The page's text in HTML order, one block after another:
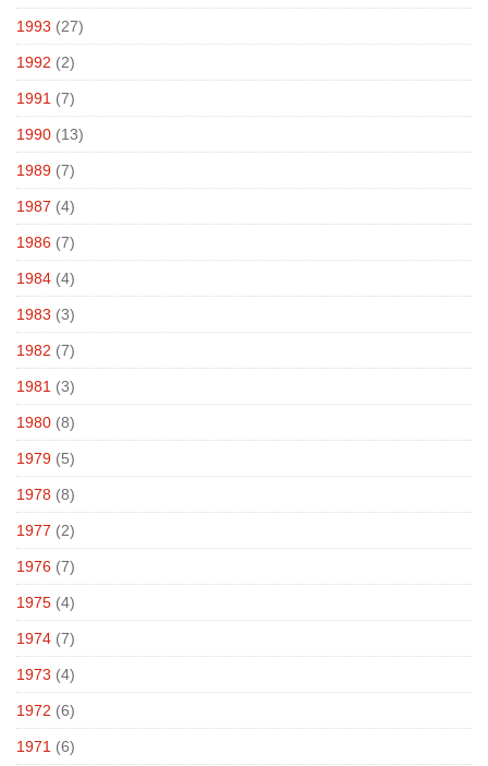
1993 (27)
1992 (2)
1991 (7)
1990 (13)
1989 (7)
1987 (4)
1986 (7)
1984 (4)
1983 (3)
1982 (7)
1981 (3)
1980 (8)
1979 (5)
1978 (8)
1977 (2)
1976 (7)
1975 (4)
1974 (7)
1973 (4)
1972 (6)
1971 (6)